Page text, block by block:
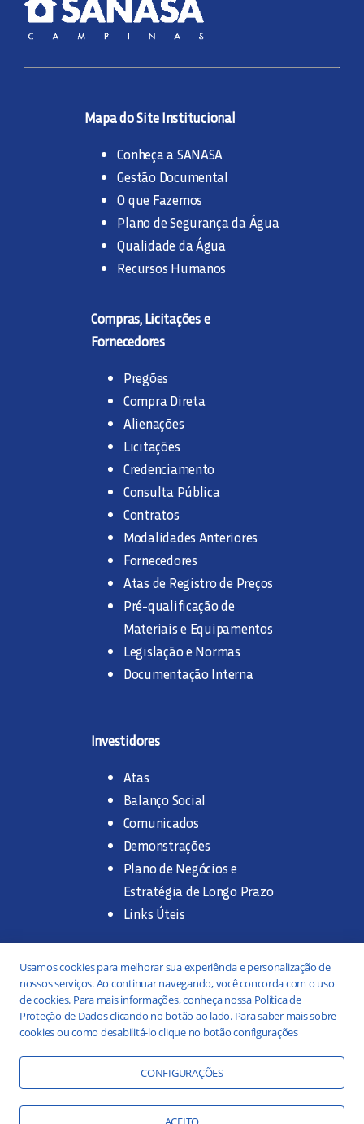
Mapa do Site Institucional
Conheça a SANASA
Gestão Documental
O que Fazemos
Plano de Segurança da Água
Qualidade da Água
Recursos Humanos
Compras, Licitações e
Fornecedores
Pregões
Compra Direta
Alienações
Licitações
Credenciamento
Consulta Pública
Contratos
Modalidades Anteriores
Fornecedores
Atas de Registro de Preços
Pré-qualificação de
Materiais e Equipamentos
Legislação e Normas
Documentação Interna
Investidores
Atas
Balanço Social
Comunicados
Demonstrações
Plano de Negócios e
Estratégia de Longo Prazo
Links Úteis
Trabalhe na SANASA
Concurso Público
Estágio
Portal da Transparência
Práticas ESG
Responsabilidade Social
Usamos cookies para melhorar sua experiência e personalização de
nossos serviços. Ao continuar navegando, você concorda com o uso
de cookies. Para mais informações, conheça nossa Política de
Proteção de Dados clicando no botão ao lado. Para saber mais sobre
cookies ou como desabilitá-lo clique no botão configurações
CONFIGURAÇÕES